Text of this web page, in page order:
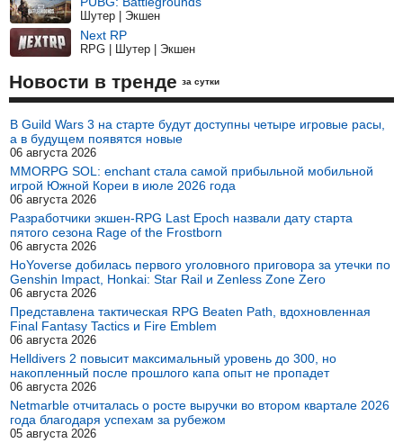
Шутер | Экшен
Next RP
RPG | Шутер | Экшен
Новости в тренде за сутки
В Guild Wars 3 на старте будут доступны четыре игровые расы,
а в будущем появятся новые
06 августа 2026
MMORPG SOL: enchant стала самой прибыльной мобильной
игрой Южной Кореи в июле 2026 года
06 августа 2026
Разработчики экшен-RPG Last Epoch назвали дату старта
пятого сезона Rage of the Frostborn
06 августа 2026
HoYoverse добилась первого уголовного приговора за утечки по
Genshin Impact, Honkai: Star Rail и Zenless Zone Zero
06 августа 2026
Представлена тактическая RPG Beaten Path, вдохновленная
Final Fantasy Tactics и Fire Emblem
06 августа 2026
Helldivers 2 повысит максимальный уровень до 300, но
накопленный после прошлого капа опыт не пропадет
06 августа 2026
Netmarble отчиталась о росте выручки во втором квартале 2026
года благодаря успехам за рубежом
05 августа 2026